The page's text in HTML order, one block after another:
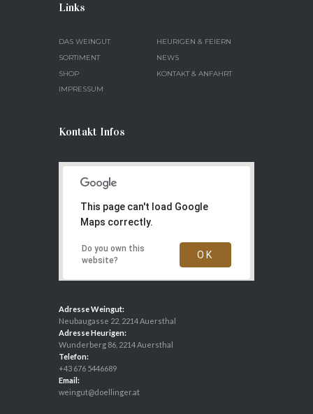
Links
DAS WEINGUT
HEURIGEN & FEIERN
SORTIMENT
NEWS
SHOP
KONTAKT & ANFAHRT
IMPRESSUM
Kontakt Infos
This page can't load Google
Maps correctly.
Do you own this
website?
OK
Adresse Weingut:
Neubaugasse 22, 2214 Auersthal
Adresse Heurigen:
Wunderberg 86, 2214 Auersthal
Telefon:
+43 676 5446689
Email:
weingut@doellinger.at